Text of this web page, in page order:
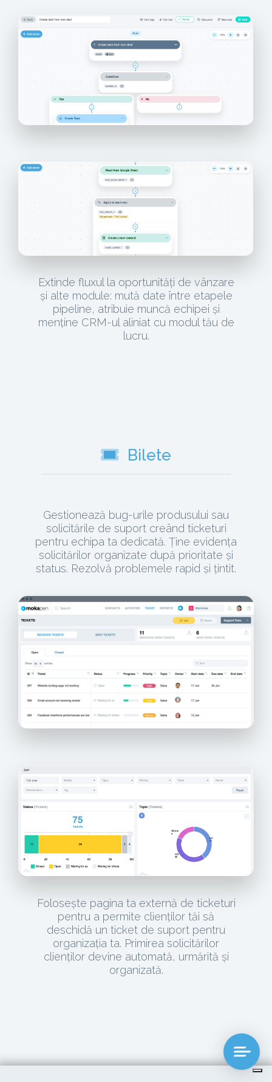
Extinde fluxul la oportunități de vânzare
și alte module: mută date între etapele
pipeline, atribuie muncă echipei și
menține CRM-ul aliniat cu modul tău de
lucru.
Bilete
Gestionează bug-urile produsului sau
solicitările de suport creând ticketuri
pentru echipa ta dedicată. Ține evidența
solicitărilor organizate după prioritate și
status. Rezolvă problemele rapid și țintit.
Folosește pagina ta externă de ticketuri
pentru a permite clienților tăi să
deschidă un ticket de suport pentru
organizația ta. Primirea solicitărilor
clienților devine automată, urmărită și
organizată.